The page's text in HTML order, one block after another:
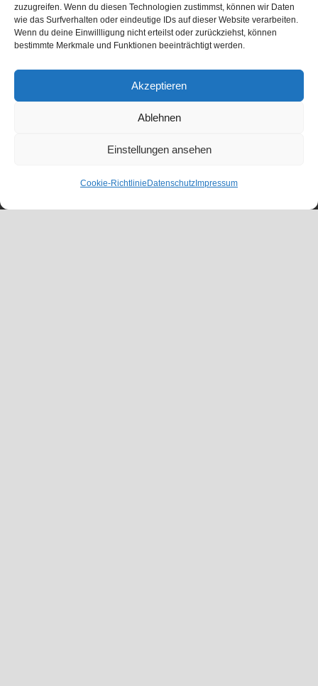
zuzugreifen. Wenn du diesen Technologien zustimmst, können wir Daten
wie das Surfverhalten oder eindeutige IDs auf dieser Website verarbeiten.
Wenn du deine Einwillligung nicht erteilst oder zurückziehst, können
bestimmte Merkmale und Funktionen beeinträchtigt werden.
Akzeptieren
Ablehnen
Einstellungen ansehen
Cookie-Richtlinie Datenschutz Impressum